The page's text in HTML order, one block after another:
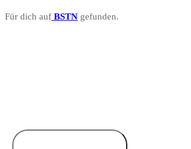
Für dich auf BSTN gefunden.